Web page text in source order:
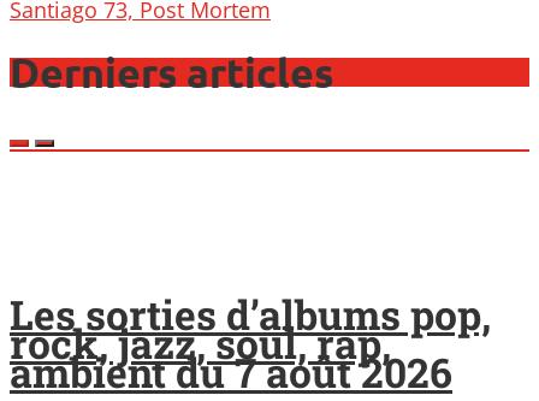
Santiago 73, Post Mortem
Derniers articles
Les sorties d’albums pop,
rock, jazz, soul, rap,
ambient du 7 août 2026